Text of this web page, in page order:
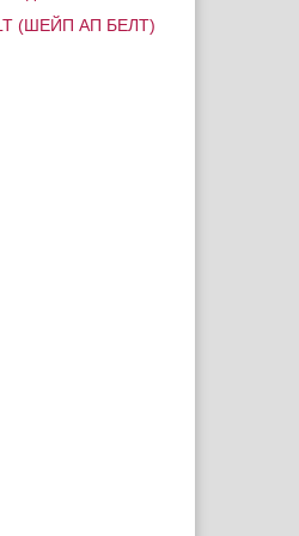
(ШЕЙП АП БЕЛТ)